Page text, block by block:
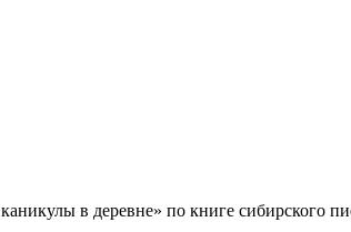
в деревне» по книге сибирского